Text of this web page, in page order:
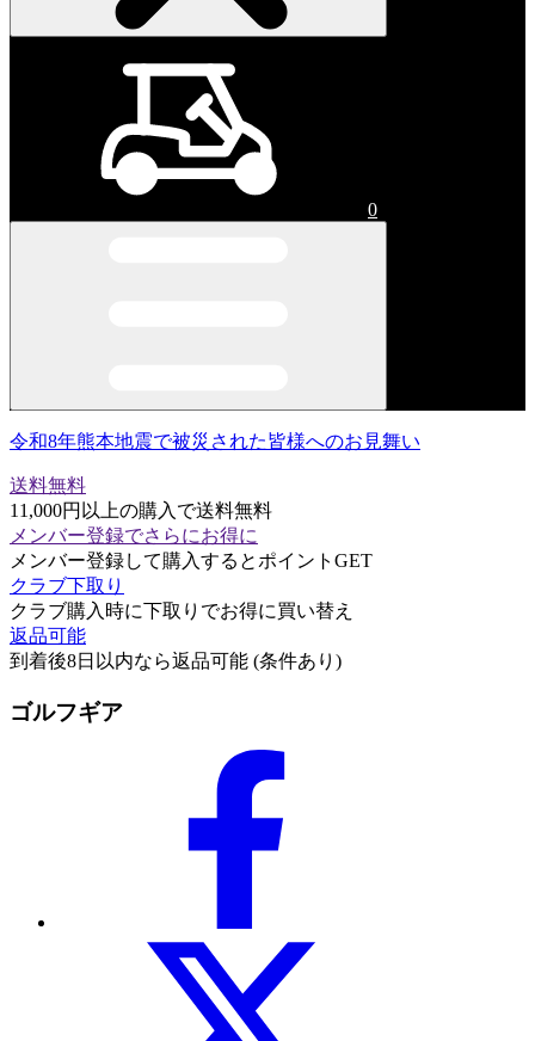
0
令和8年熊本地震で被災された皆様へのお見舞い
送料無料
11,000円以上の購入で送料無料
メンバー登録でさらにお得に
メンバー登録して購入するとポイントGET
クラブ下取り
クラブ購入時に下取りでお得に買い替え
返品可能
到着後8日以内なら返品可能 (条件あり)
ゴルフギア